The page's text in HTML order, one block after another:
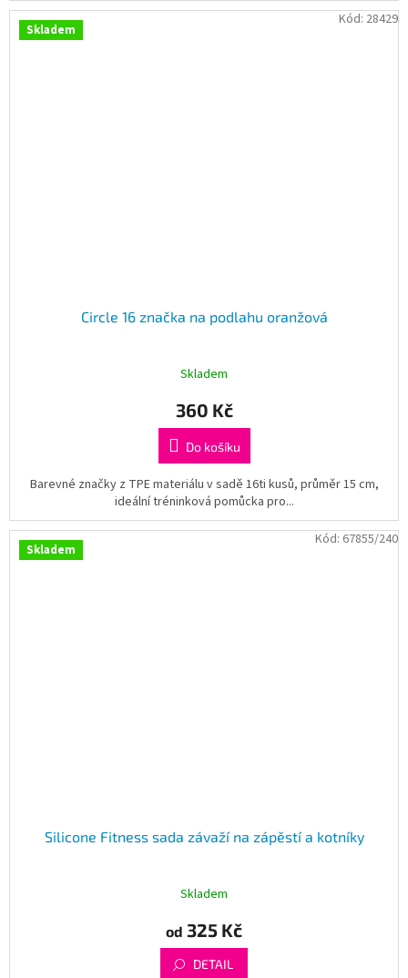
Skladem
Circle 16 značka na podlahu oranžová
Skladem
360 Kč
Do košíku
Barevné značky z TPE materiálu v sadě 16ti kusů, průměr 15 cm,
ideální tréninková pomůcka pro...
Kód: 28429
Skladem
Silicone Fitness sada závaží na zápěstí a kotníky
Skladem
od 325 Kč
DETAIL
Kód: 67855/240